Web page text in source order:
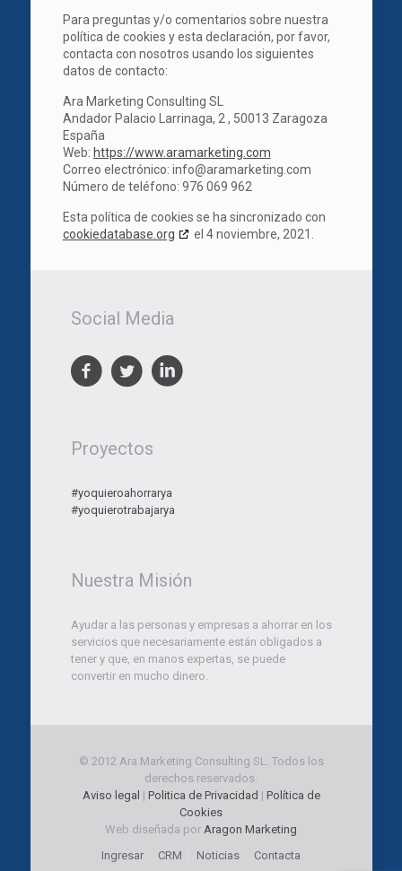
Para preguntas y/o comentarios sobre nuestra
política de cookies y esta declaración, por favor,
contacta con nosotros usando los siguientes
datos de contacto:
Ara Marketing Consulting SL
Andador Palacio Larrinaga, 2 , 50013 Zaragoza
España
Web: https://www.aramarketing.com
Correo electrónico: info@aramarketing.com
Número de teléfono: 976 069 962
Esta política de cookies se ha sincronizado con
cookiedatabase.org
el 4 noviembre, 2021.
Social Media
Proyectos
#yoquieroahorrarya
#yoquierotrabajarya
Nuestra Misión
Ayudar a las personas y empresas a ahorrar en los
servicios que necesariamente están obligados a
tener y que, en manos expertas, se puede
convertir en mucho dinero.
© 2012 Ara Marketing Consulting SL. Todos los
derechos reservados.
Aviso legal | Politica de Privacidad | Política de
Cookies
Web diseñada por Aragon Marketing
Ingresar
CRM Noticias Contacta